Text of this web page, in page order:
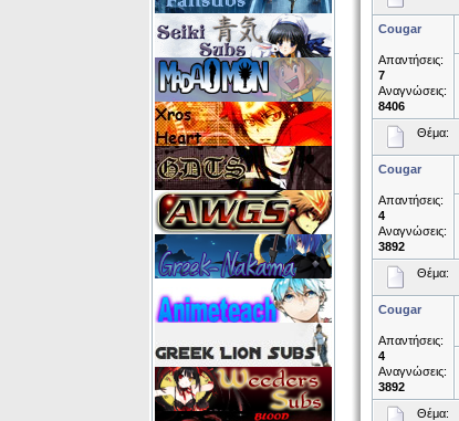
Cougar
Απαντήσεις:
7
Αναγνώσεις:
8406
Θέμα:
Cougar
Απαντήσεις:
4
Αναγνώσεις:
3892
Θέμα:
Cougar
Απαντήσεις:
4
Αναγνώσεις:
3892
Θέμα: